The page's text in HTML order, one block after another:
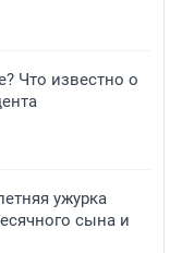
Что известно о
ужурка
сына и